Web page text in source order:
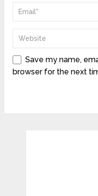
Save my name,
browser for the next